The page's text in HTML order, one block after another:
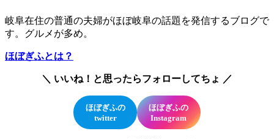
岐阜在住の普通の夫婦がほぼ岐阜の話題を発信するブログで
す。グルメが多め。
ほぼぎふとは？
＼ いいね！と思ったらフォローしてちょ ／
ほぼぎふの
twitter
ほぼぎふの
Instagram